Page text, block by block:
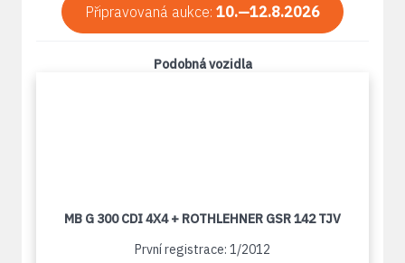
Připravovaná aukce: 10.—12.8.2026
Podobná vozidla
MB G 300 CDI 4X4 + ROTHLEHNER GSR 142 TJV
První registrace: 1/2012